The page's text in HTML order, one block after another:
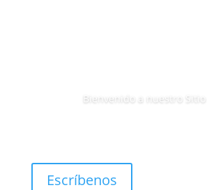
Bienvenido a nuestro Sitio
Escríbenos